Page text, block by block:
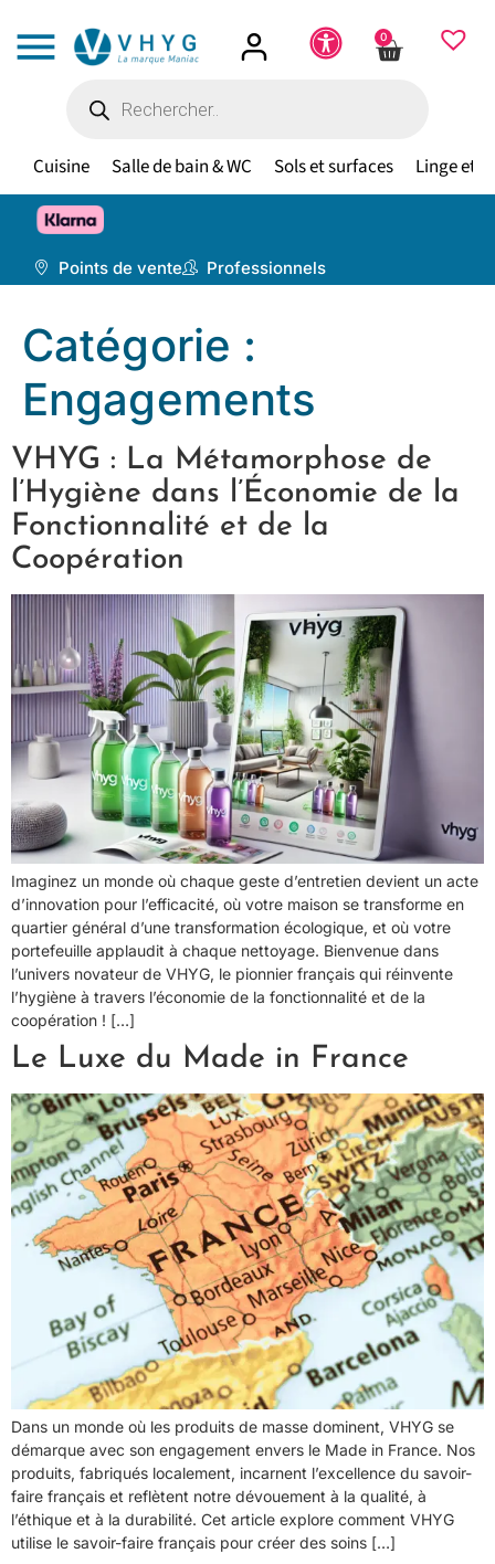
0
Cuisine Salle de bain & WC Sols et surfaces Linge et
Points de vente Professionnels
Catégorie :
Engagements
VHYG : La Métamorphose de
l’Hygiène dans l’Économie de la
Fonctionnalité et de la
Coopération
Imaginez un monde où chaque geste d’entretien devient un acte
d’innovation pour l’efficacité, où votre maison se transforme en
quartier général d’une transformation écologique, et où votre
portefeuille applaudit à chaque nettoyage. Bienvenue dans
l’univers novateur de VHYG, le pionnier français qui réinvente
l’hygiène à travers l’économie de la fonctionnalité et de la
coopération ! […]
Le Luxe du Made in France
Dans un monde où les produits de masse dominent, VHYG se
démarque avec son engagement envers le Made in France. Nos
produits, fabriqués localement, incarnent l’excellence du savoir-
faire français et reflètent notre dévouement à la qualité, à
l’éthique et à la durabilité. Cet article explore comment VHYG
utilise le savoir-faire français pour créer des soins […]